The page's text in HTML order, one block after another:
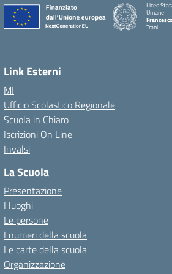
Liceo
Umane
Trani
Link Esterni
MI
Ufficio Scolastico Regionale
Scuola in Chiaro
Iscrizioni On Line
Invalsi
La Scuola
Presentazione
I luoghi
Le persone
I numeri della scuola
Le carte della scuola
Organizzazione